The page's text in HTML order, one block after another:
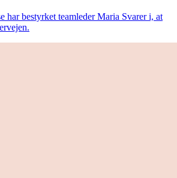
har bestyrket teamleder Maria Svarer i, at